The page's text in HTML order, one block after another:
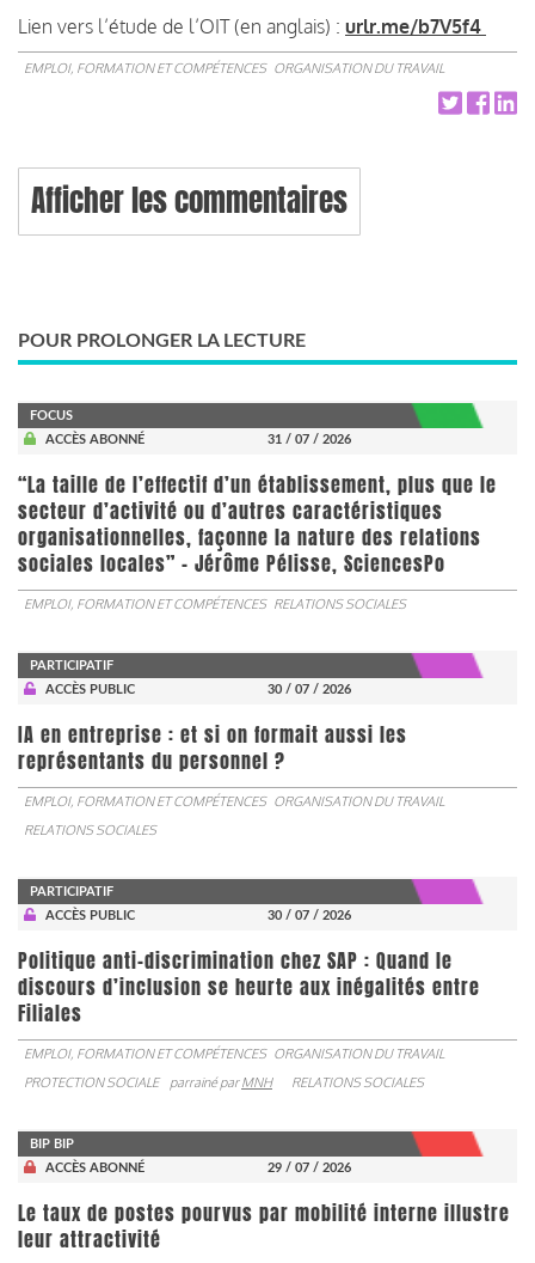
Lien vers l’étude de l’OIT (en anglais) : urlr.me/b7V5f4
EMPLOI, FORMATION ET COMPÉTENCES ORGANISATION DU TRAVAIL
Afficher les commentaires
POUR PROLONGER LA LECTURE
FOCUS
ACCÈS ABONNÉ
31 / 07 / 2026
“La taille de l’effectif d’un établissement, plus que le
secteur d’activité ou d’autres caractéristiques
organisationnelles, façonne la nature des relations
sociales locales” - Jérôme Pélisse, SciencesPo
EMPLOI, FORMATION ET COMPÉTENCES RELATIONS SOCIALES
PARTICIPATIF
ACCÈS PUBLIC
30 / 07 / 2026
IA en entreprise : et si on formait aussi les
représentants du personnel ?
EMPLOI, FORMATION ET COMPÉTENCES ORGANISATION DU TRAVAIL
RELATIONS SOCIALES
PARTICIPATIF
ACCÈS PUBLIC
30 / 07 / 2026
Politique anti-discrimination chez SAP : Quand le
discours d’inclusion se heurte aux inégalités entre
Filiales
EMPLOI, FORMATION ET COMPÉTENCES ORGANISATION DU TRAVAIL
PROTECTION SOCIALE
parrainé parMNH RELATIONS SOCIALES
BIP BIP
ACCÈS ABONNÉ
29 / 07 / 2026
Le taux de postes pourvus par mobilité interne illustre
leur attractivité